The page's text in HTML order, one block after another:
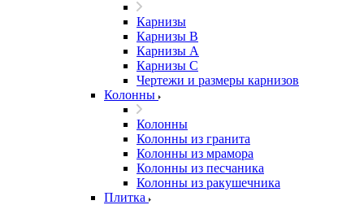
Карнизы
Карнизы B
Карнизы А
Карнизы С
Чертежи и размеры карнизов
Колонны
Колонны
Колонны из гранита
Колонны из мрамора
Колонны из песчаника
Колонны из ракушечника
Плитка